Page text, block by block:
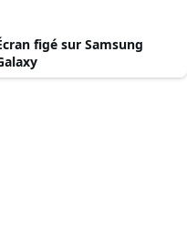
figé sur Samsung